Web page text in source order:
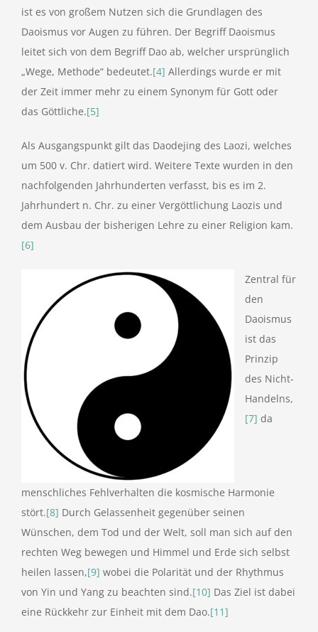
ist es von großem Nutzen sich die Grundlagen des
Daoismus vor Augen zu führen. Der Begriff Daoismus
leitet sich von dem Begriff Dao ab, welcher ursprünglich
„Wege, Methode“ bedeutet.[4] Allerdings wurde er mit
der Zeit immer mehr zu einem Synonym für Gott oder
das Göttliche.[5]
Als Ausgangspunkt gilt das Daodejing des Laozi, welches
um 500 v. Chr. datiert wird. Weitere Texte wurden in den
nachfolgenden Jahrhunderten verfasst, bis es im 2.
Jahrhundert n. Chr. zu einer Vergöttlichung Laozis und
dem Ausbau der bisherigen Lehre zu einer Religion kam.
[6]
Zentral für
den
Daoismus
ist das
Prinzip
des Nicht-
Handelns,
[7] da
menschliches Fehlverhalten die kosmische Harmonie
stört.[8] Durch Gelassenheit gegenüber seinen
Wünschen, dem Tod und der Welt, soll man sich auf den
rechten Weg bewegen und Himmel und Erde sich selbst
heilen lassen,[9] wobei die Polarität und der Rhythmus
von Yin und Yang zu beachten sind.[10] Das Ziel ist dabei
eine Rückkehr zur Einheit mit dem Dao.[11]